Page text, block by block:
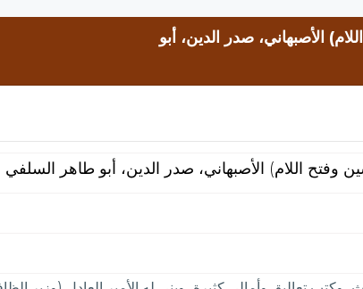
الأصبهاني، صدر الدين، أبو
اللام) الأصبهاني، صدر الدين، أبو طاهر السلفي